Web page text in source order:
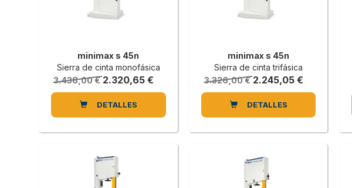
minimax s 45n
Sierra de cinta monofásica
3.438,00 € 2.320,65 €
DETALLES
minimax s 45n
Sierra de cinta trifásica
3.326,00 € 2.245,05 €
DETALLES